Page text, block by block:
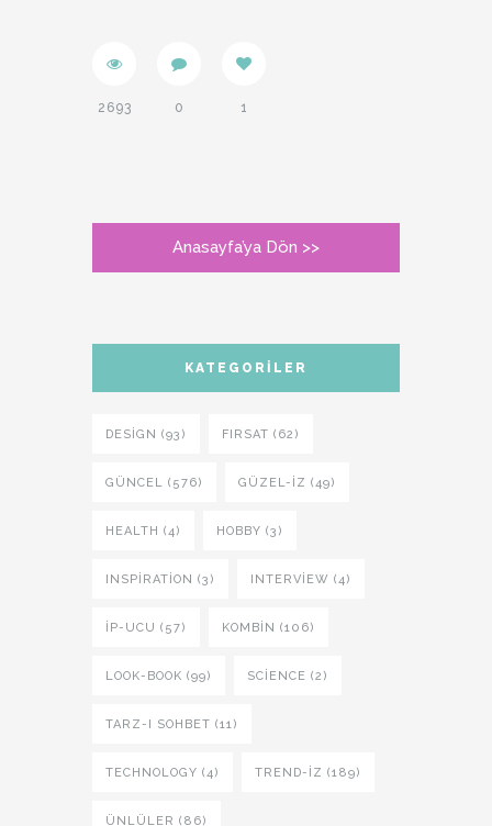
2693 0 1
Anasayfa’ya Dön >>
KATEGORILER
DESIGN (93) FIRSAT (62)
GÜNCEL (576) GÜZEL-IZ (49)
HEALTH (4) HOBBY (3)
INSPIRATION (3) INTERVIEW (4)
İP-UCU (57) KOMBIN (106)
LOOK-BOOK (99) SCIENCE (2)
TARZ-I SOHBET (11)
TECHNOLOGY (4) TREND-IZ (189)
ÜNLÜLER (86)